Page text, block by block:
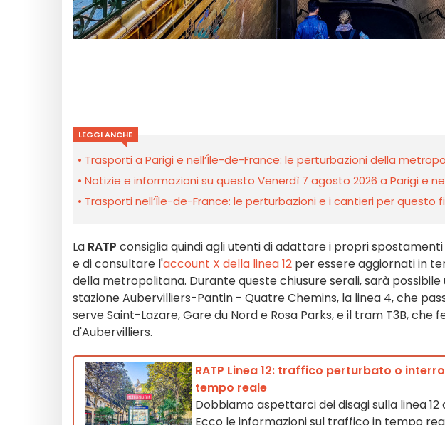
LEGGI ANCHE
Trasporti a Parigi e nell’Île-de-France: le perturbazioni della
Notizie e informazioni su questo Venerdì 7 agosto 2026 a Parigi e
Trasporti nell’Île-de-France: le perturbazioni e i cantieri per questo
La RATP consiglia quindi agli utenti di adattare i propri
e di consultare l'account X della linea 12 per essere aggiornati in
della metropolitana. Durante queste chiusure serali, sarà possibile
stazione Aubervilliers-Pantin - Quatre Chemins, la linea 4, che
serve Saint-Lazare, Gare du Nord e Rosa Parks, e il tram T3B,
d'Aubervilliers.
RATP Linea 12: traffico perturbato o
tempo reale
Dobbiamo aspettarci dei disagi sulla linea